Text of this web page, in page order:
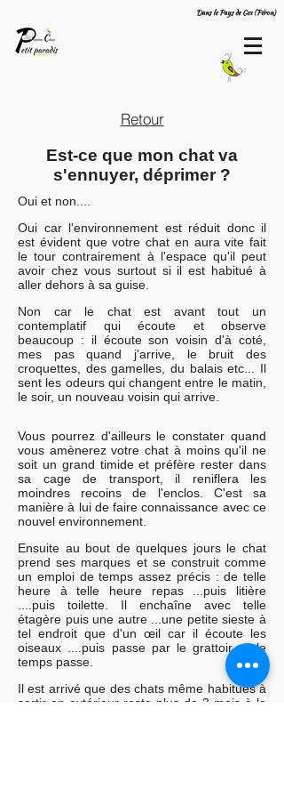
Dans le Pays de Gex (Péron)
Retour
Est-ce que mon chat va
s'ennuyer, déprimer ?
Oui et non....
Oui car l'environnement est réduit donc il
est évident que votre chat en aura vite fait
le tour contrairement à l'espace qu'il peut
avoir chez vous surtout si il est habitué à
aller dehors à sa guise.
Non car le chat est avant tout un
contemplatif qui écoute et observe
beaucoup : il écoute son voisin d'à coté,
mes pas quand j'arrive, le bruit des
croquettes, des gamelles, du balais etc... Il
sent les odeurs qui changent entre le matin,
le soir, un nouveau voisin qui arrive.
Vous pourrez d'ailleurs le constater quand
vous amènerez votre chat à moins qu'il ne
soit un grand timide et préfère rester dans
sa cage de transport, il reniflera les
moindres recoins de l'enclos. C'est sa
manière à lui de faire connaissance avec ce
nouvel environnement.
Ensuite au bout de quelques jours le chat
prend ses marques et se construit comme
un emploi de temps assez précis : de telle
heure à telle heure repas ...puis litière
....puis toilette. Il enchaîne avec telle
étagère puis une autre ...une petite sieste à
tel endroit que d'un œil car il écoute les
oiseaux ....puis passe par le grattoir et le
temps passe.
Il est arrivé que des chats même habitués à
sortir en extérieur reste plus de 3 mois à la